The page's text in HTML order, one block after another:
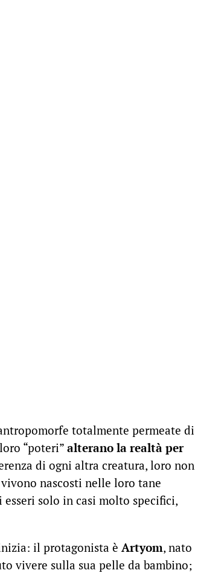
totalmente permeate di
“poteri” alterano la realtà per
di ogni altra creatura, loro non
nascosti nelle loro tane
solo in casi molto specifici,
il protagonista è Artyom, nato
vivere sulla sua pelle da bambino;